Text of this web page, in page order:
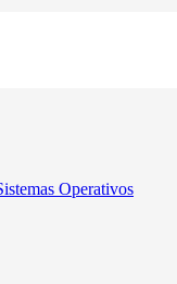
Operativos